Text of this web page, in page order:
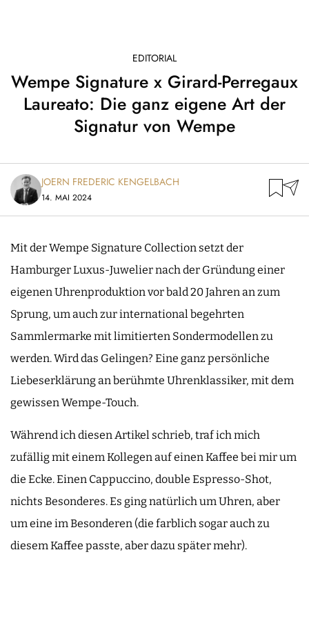
EDITORIAL
Wempe Signature x Girard-Perregaux
Laureato: Die ganz eigene Art der
Signatur von Wempe
JOERN FREDERIC KENGELBACH
14. MAI 2024
Mit der Wempe Signature Collection setzt der
Hamburger Luxus-Juwelier nach der Gründung einer
eigenen Uhrenproduktion vor bald 20 Jahren an zum
Sprung, um auch zur international begehrten
Sammlermarke mit limitierten Sondermodellen zu
werden. Wird das Gelingen? Eine ganz persönliche
Liebeserklärung an berühmte Uhrenklassiker, mit dem
gewissen Wempe-Touch.
Während ich diesen Artikel schrieb, traf ich mich
zufällig mit einem Kollegen auf einen Kaffee bei mir um
die Ecke. Einen Cappuccino, double Espresso-Shot,
nichts Besonderes. Es ging natürlich um Uhren, aber
um eine im Besonderen (die farblich sogar auch zu
diesem Kaffee passte, aber dazu später mehr).